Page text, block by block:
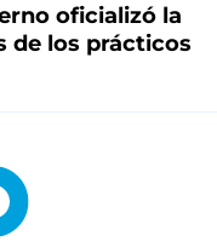
oficializó la
de los prácticos